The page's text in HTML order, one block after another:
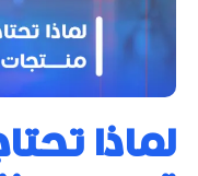
لماذا